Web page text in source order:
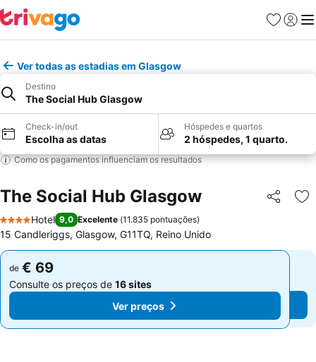
Favoritos
Iniciar
Ver todas as estadias em Glasgow
Destino
The Social Hub Glasgow
Check-in/out
Escolha as datas
Hóspedes e quartos
2 hóspedes, 1 quarto.
Como os pagamentos influenciam os resultados
The Social Hub Glasgow Partilhar
4 Estrelas
Hotel 9,0 Excelente (11.835 pontuações)
15 Candleriggs, Glasgow, G11TQ, Reino Unido
de € 69
Consulte os preços de 16 sites
Ver preços
de € 69
Consulte os preços de 16 sites
Ver preços